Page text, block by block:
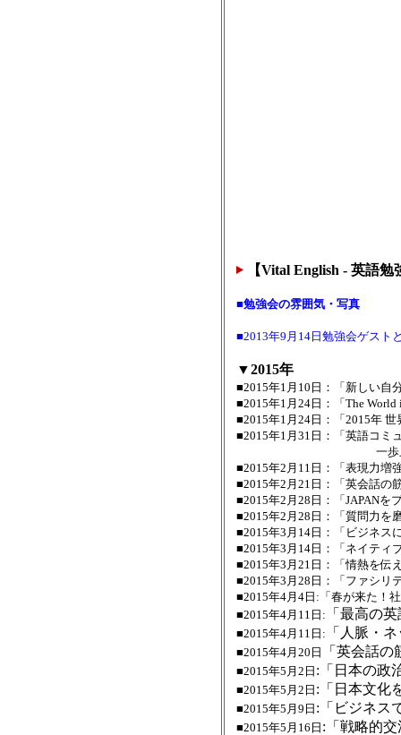
【Vital English - 英語
■勉強会の雰囲気・写真
■2013年9月14日勉強会ゲスト
▼2015年
■2015年1月10日：「新しい自
■2015年1月24日：「The
■2015年1月24日：「2015年
■2015年1月31日：「英語コミ
一歩上をゆく日常会
■2015年2月11日：「表現力増
■2015年2月21日：「英会話の
■2015年2月28日：「JAPANを
■2015年2月28日：「質問力を
■2015年3月14日：「ビジネス
■2015年3月14日：「ネイティ
■2015年3月21日：「情熱を伝
■2015年3月28日：「ファシリ
■2015年4月4日:「春が来た！
■2015年4月11日:
「最高の
■2015年4月11日: 「人脈・
■2015年4月20日 「英会話
■2015年5月2日 :「日本の政
■2015年5月2日 :「日本文化
■2015年5月9日 :「ビジネス
■2015年5月16日 :「戦略的